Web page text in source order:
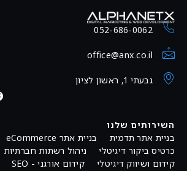
052-
בניית אתר eCommerce
בניית דף נחיתה
ניהול רשתות חברתיות
עיצוב ומיתוג
קידום אורגני - SEO